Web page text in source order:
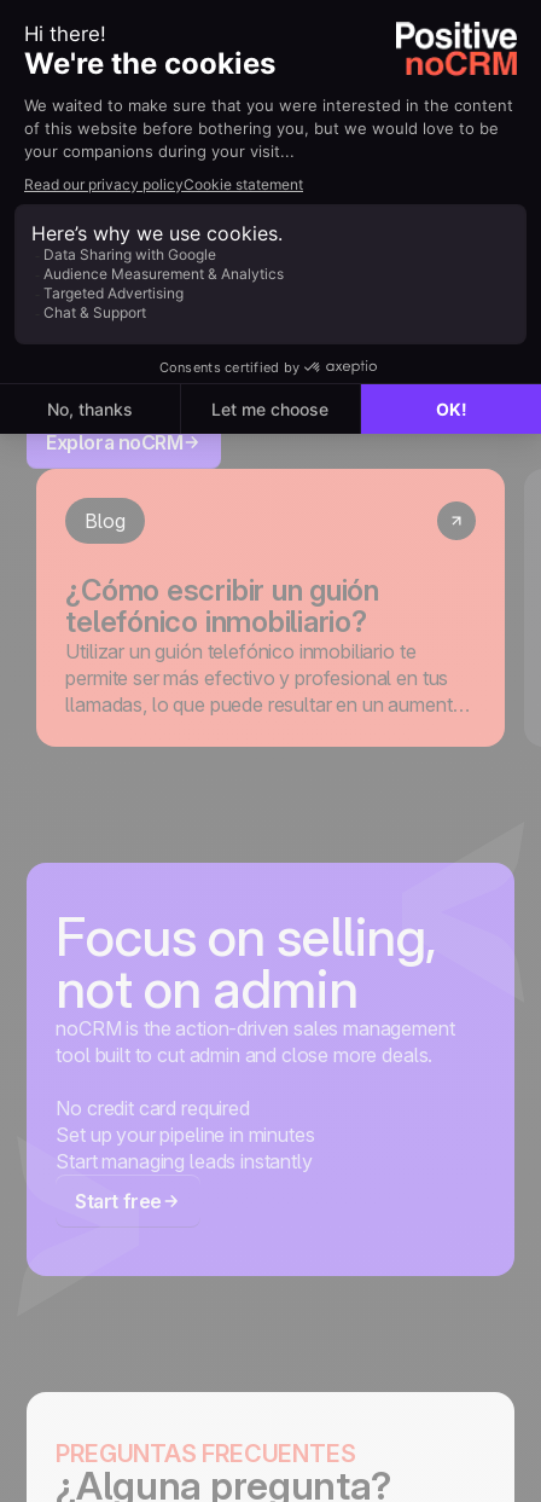
RECURSOS
¿Estás creando tu primer
guion de llamadas?
Descubre nuestras guías
gratuitas para mejorar tus
llamadas comerciales y
cerrar más ventas.
Explora noCRM
Blog
¿Cómo escribir un guión
telefónico inmobiliario?
Utilizar un guión telefónico inmobiliario te
permite ser más efectivo y profesional en tus
llamadas, lo que puede resultar en un aumento
Focus on selling,
not on admin
noCRM is the action-driven sales management
tool built to cut admin and close more deals.
No credit card required
Set up your pipeline in minutes
Start managing leads instantly
Start free
PREGUNTAS FRECUENTES
¿Alguna pregunta?